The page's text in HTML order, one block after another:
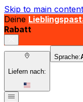
Skip to main content
Deine
Rabatt
Liefern nach:
Sprache: